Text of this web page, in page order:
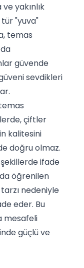
yakınlık
"yuva"
temas
güvende
sevdikleri
çiftler
kalitesini
doğru olmaz.
ifade
öğrenilen
nedeniyle
eder. Bu
mesafeli
güçlü ve